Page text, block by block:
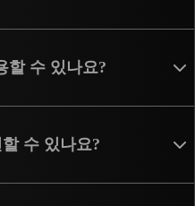
할 수 있나요?
수 있나요?